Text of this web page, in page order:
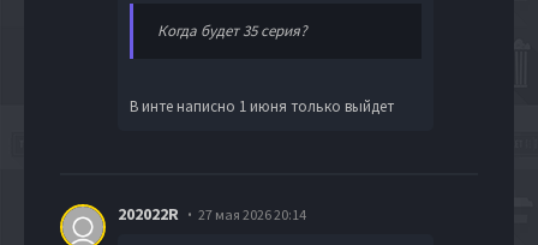
Когда будет 35 серия?
В инте написно 1 июня только выйдет
202022R 27 мая 2026 20:14